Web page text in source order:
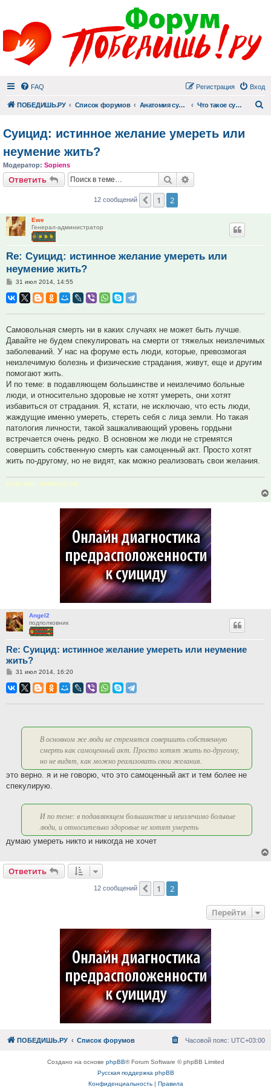
FAQ Вход
Регистрация
ПОБЕДИШЬ.РУ Список форумов Анатомия суицида Что такое суицид
Суицид: истинное желание умереть или
неумение жить?
Модератор: Sopiens
Ответить Поиск
12 сообщений Пред.
1 2
Ewe
Генерал-администратор
Re: Суицид: истинное желание умереть или
неумение жить?
Сообщение
31 июл 2014, 14:55
Самовольная смерть ни в каких случаях не может быть лучше.
Давайте не будем спекулировать на смерти от тяжелых неизлечимых
заболеваний. У нас на форуме есть люди, которые, превозмогая
неизлечимую болезнь и физические страдания, живут, еще и другим
помогают жить.
И по теме: в подавляющем большинстве и неизлечимо больные
люди, и относительно здоровые не хотят умереть, они хотят
избавиться от страдания. Я, кстати, не исключаю, что есть люди,
жаждущие именно умереть, стереть себя с лица земли. Но такая
патология личности, такой зашкаливающий уровень гордыни
встречается очень редко. В основном же люди не стремятся
совершить собственную смерть как самоценный акт. Просто хотят
жить по-другому, но не видят, как можно реализовать свои желания.
Боже наш, помилуй нас
Angel2
подполковник
Re: Суицид: истинное желание умереть или неумение
жить?
Сообщение
31 июл 2014, 16:20
В основном же люди не стремятся совершить собственную
смерть как самоценный акт. Просто хотят жить по-другому,
но не видят, как можно реализовать свои желания.
это верно. я и не говорю, что это самоценный акт и тем более не
спекулирую.
И по теме: в подавляющем большинстве и неизлечимо больные
люди, и относительно здоровые не хотят умереть
думаю умереть никто и никогда не хочет
Ответить
12 сообщений Пред.
1 2
Перейти
ПОБЕДИШЬ.РУ Список форумов Часовой пояс: UTC+03:00
Создано на основе phpBB® Forum Software © phpBB Limited
Русская поддержка phpBB
Конфиденциальность| Правила